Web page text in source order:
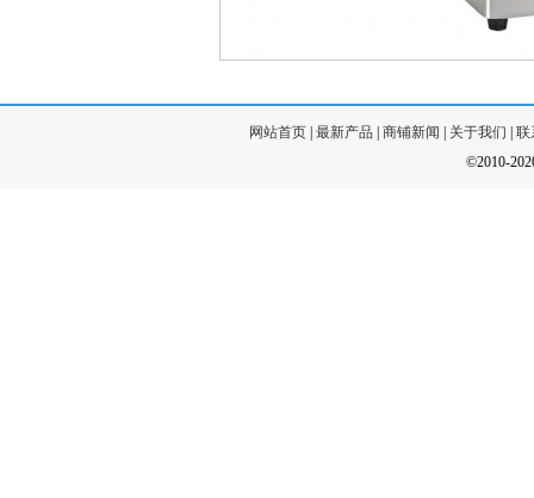
网站首页| 最新产品 商铺新闻 关于我们
联
©2010-